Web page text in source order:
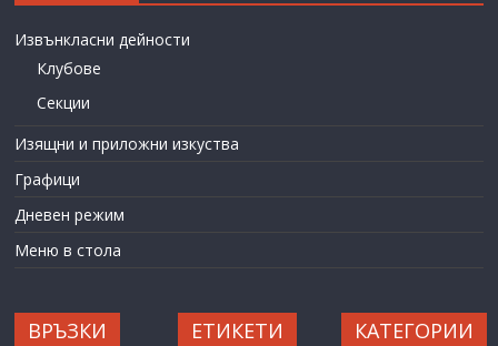
Извънкласни дейности
Клубове
Секции
Изящни и приложни изкуства
Графици
Дневен режим
Меню в стола
ВРЪЗКИ ЕТИКЕТИ КАТЕГОРИИ